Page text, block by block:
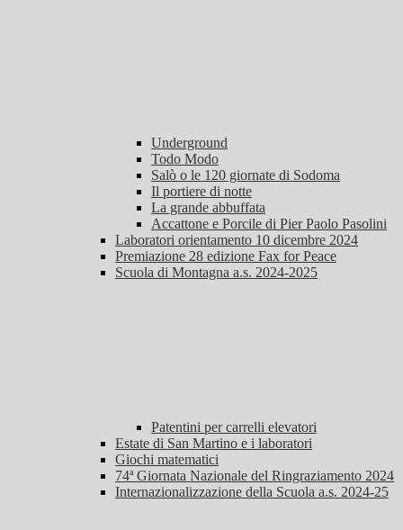
Underground
Todo Modo
Salò o le 120 giornate di Sodoma
Il portiere di notte
La grande abbuffata
Accattone e Porcile di Pier Paolo Pasolini
Laboratori orientamento 10 dicembre 2024
Premiazione 28 edizione Fax for Peace
Scuola di Montagna a.s. 2024-2025
Patentini per carrelli elevatori
Estate di San Martino e i laboratori
Giochi matematici
74ª Giornata Nazionale del Ringraziamento 2024
Internazionalizzazione della Scuola a.s. 2024-25